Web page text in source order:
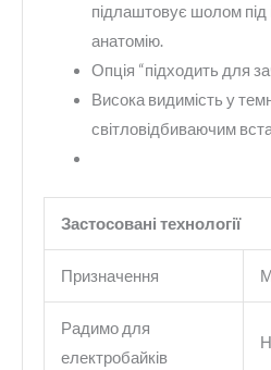
підлаштовує шолом під
анатомію.
Опція “підходить для
Висока видимість у
світловідбиваючим
Призначення
Радимо для
електробайків
Застосовані технології